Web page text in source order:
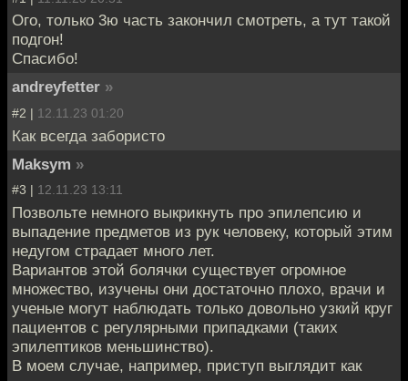
Ого, только 3ю часть закончил смотреть, а тут такой
подгон!
Спасибо!
andreyfetter »
#2 | 12.11.23 01:20
Как всегда забористо
Maksym »
#3 | 12.11.23 13:11
Позвольте немного выкрикнуть про эпилепсию и
выпадение предметов из рук человеку, который этим
недугом страдает много лет.
Вариантов этой болячки существует огромное
множество, изучены они достаточно плохо, врачи и
ученые могут наблюдать только довольно узкий круг
пациентов с регулярными припадками (таких
эпилептиков меньшинство).
В моем случае, например, приступ выглядит как